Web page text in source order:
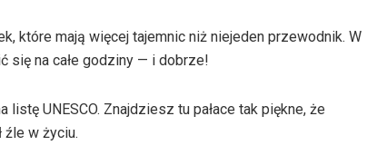
które mają więcej tajemnic niż niejeden przewodnik. W
się na całe godziny — i dobrze!
UNESCO. Znajdziesz tu pałace tak piękne, że
źle w życiu.